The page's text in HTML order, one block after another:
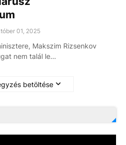
01, 2025
Makszim Rizsenkov
nem talál le…
betöltése